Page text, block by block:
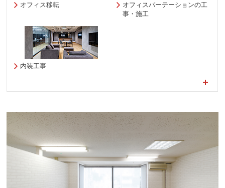
オフィス移転
オフィスパーテーションの工
事・施工
内装工事